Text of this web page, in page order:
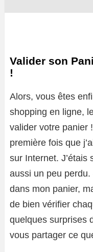
Valider son
!
Alors, vous êtes
shopping en ligne,
valider votre panier
première fois que
sur Internet. J’étais
aussi un peu perdu.
dans mon panier,
de bien vérifier
quelques surprises
vous partager ce